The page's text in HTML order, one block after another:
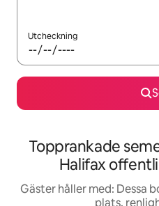
Utcheckning
Topprankade
Halifax
Gäster håller med: Dessa
plats,